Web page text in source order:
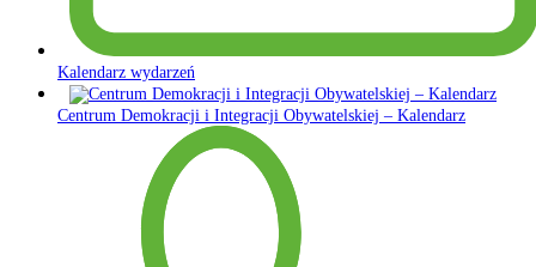
Kalendarz wydarzeń
Centrum Demokracji i Integracji Obywatelskiej – Kalendarz